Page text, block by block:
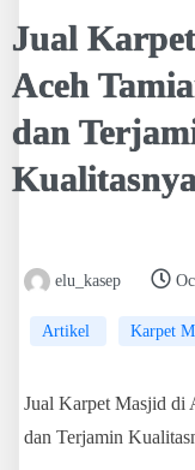
Jual
Aceh
dan
elu_kasep
Artikel Karpet
Jual Karpet Masjid di
dan Terjamin